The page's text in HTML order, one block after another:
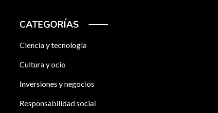
CATEGORÍAS
Ciencia y tecnología
Cultura y ocio
Inversiones y negocios
Responsabilidad social